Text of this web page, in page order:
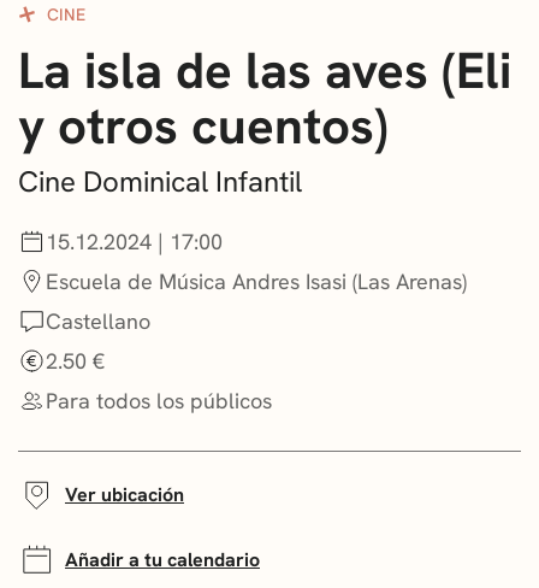
NOTICIAS
GETXO KULTURA
ASOCIACIONES CULTURALES
CINE
La isla de las aves (Eli
y otros cuentos)
Cine Dominical Infantil
15.12.2024 | 17:00
Escuela de Música Andres Isasi (Las Arenas)
Castellano
2.50 €
Para todos los públicos
Ver ubicación
Añadir a tu calendario